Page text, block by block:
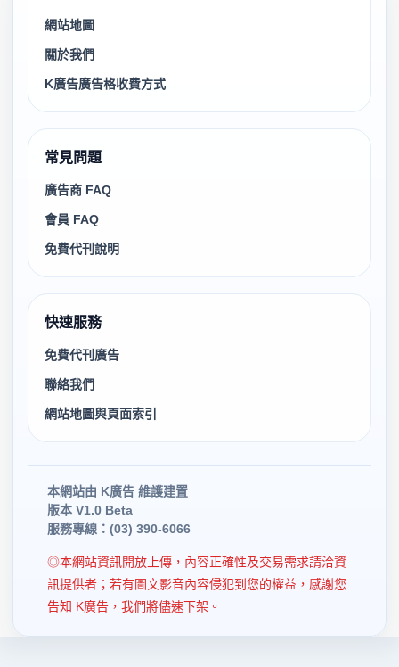
網站地圖
關於我們
K廣告廣告格收費方式
常見問題
廣告商 FAQ
會員 FAQ
免費代刊說明
快速服務
免費代刊廣告
聯絡我們
網站地圖與頁面索引
本網站由 K廣告 維護建置
版本 V1.0 Beta
服務專線：(03) 390-6066
◎本網站資訊開放上傳，內容正確性及交易需求請洽資
訊提供者；若有圖文影音內容侵犯到您的權益，感謝您
告知 K廣告，我們將儘速下架。